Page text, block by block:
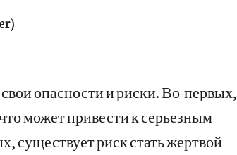
опасности и риски. Во-первых,
может привести к серьезным
существует риск стать жертвой